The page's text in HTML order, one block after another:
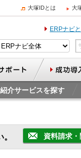
大塚IDとは 大
ERPナビ
紹介サービスを探す
資料請求